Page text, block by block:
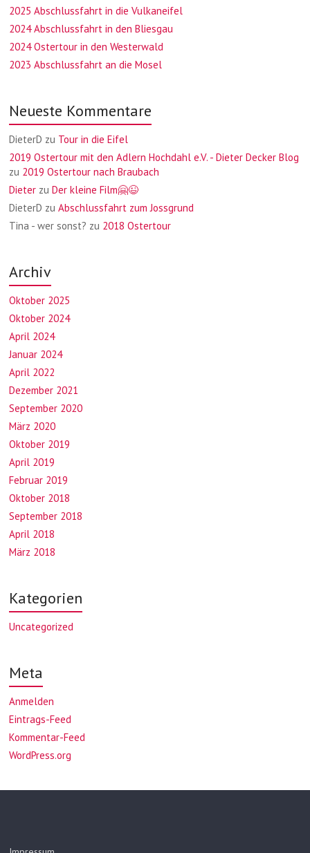
2025 Abschlussfahrt in die Vulkaneifel
2024 Abschlussfahrt in den Bliesgau
2024 Ostertour in den Westerwald
2023 Abschlussfahrt an die Mosel
Neueste Kommentare
DieterD zu Tour in die Eifel
2019 Ostertour mit den Adlern Hochdahl e.V. - Dieter Decker Blog
zu 2019 Ostertour nach Braubach
Dieter zuDer kleine Film🤗😉
DieterD zuAbschlussfahrt zum Jossgrund
Tina - wer sonst? zu 2018 Ostertour
Archiv
Oktober 2025
Oktober 2024
April 2024
Januar 2024
April 2022
Dezember 2021
September 2020
März 2020
Oktober 2019
April 2019
Februar 2019
Oktober 2018
September 2018
April 2018
März 2018
Kategorien
Uncategorized
Meta
Anmelden
Eintrags-Feed
Kommentar-Feed
WordPress.org